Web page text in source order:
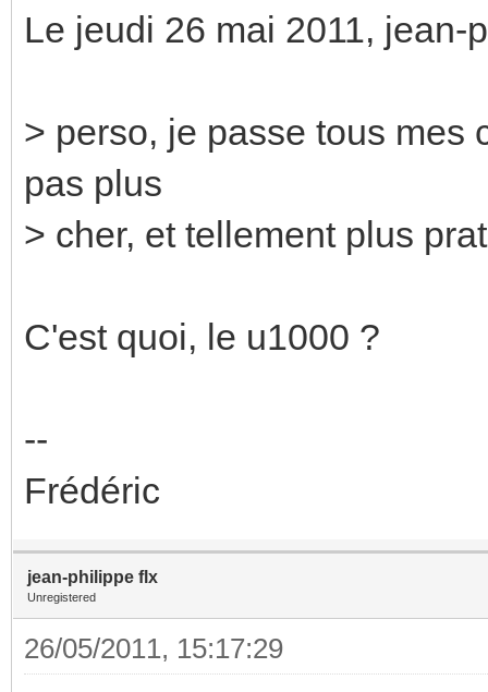
Le jeudi 26 mai 2011, jean-
> perso, je passe tous mes
pas plus
> cher, et tellement plus
C'est quoi, le u1000 ?
--
Frédéric
jean-philippe flx
Unregistered
26/05/2011, 15:17:29